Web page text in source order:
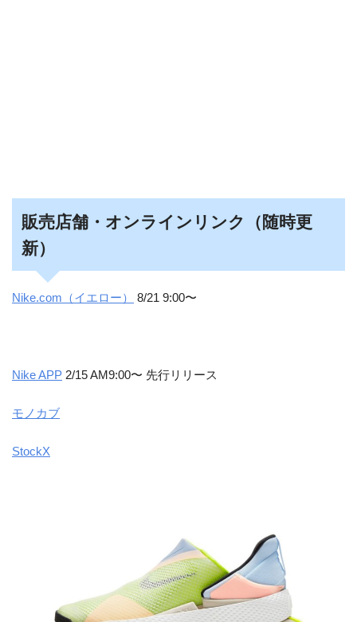
販売店舗・オンラインリンク（随時更
新）
Nike.com（イエロー） 8/21 9:00〜
Nike APP 2/15 AM9:00〜 先行リリース
モノカブ
StockX